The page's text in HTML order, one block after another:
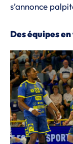
s’annonce
Des équipes